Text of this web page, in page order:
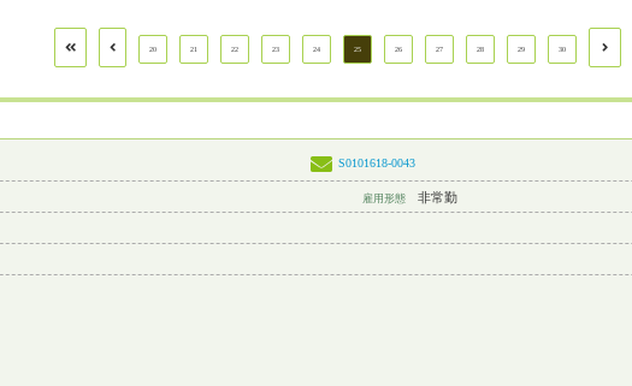
20 21 22 23 24 25 26 27 28 29 30
S0101618-0043
雇用形態 非常勤